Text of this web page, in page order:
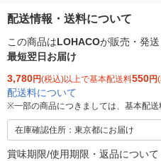
配送情報・送料について
この商品はLOHACOが販売・発送
最短翌日お届け
3,780円(税込)以上で基本配送料550円
配送料について
※一部の商品につきましては、基本配送
在庫確認住所：東京都にお届け
賞味期限/使用期限・返品について